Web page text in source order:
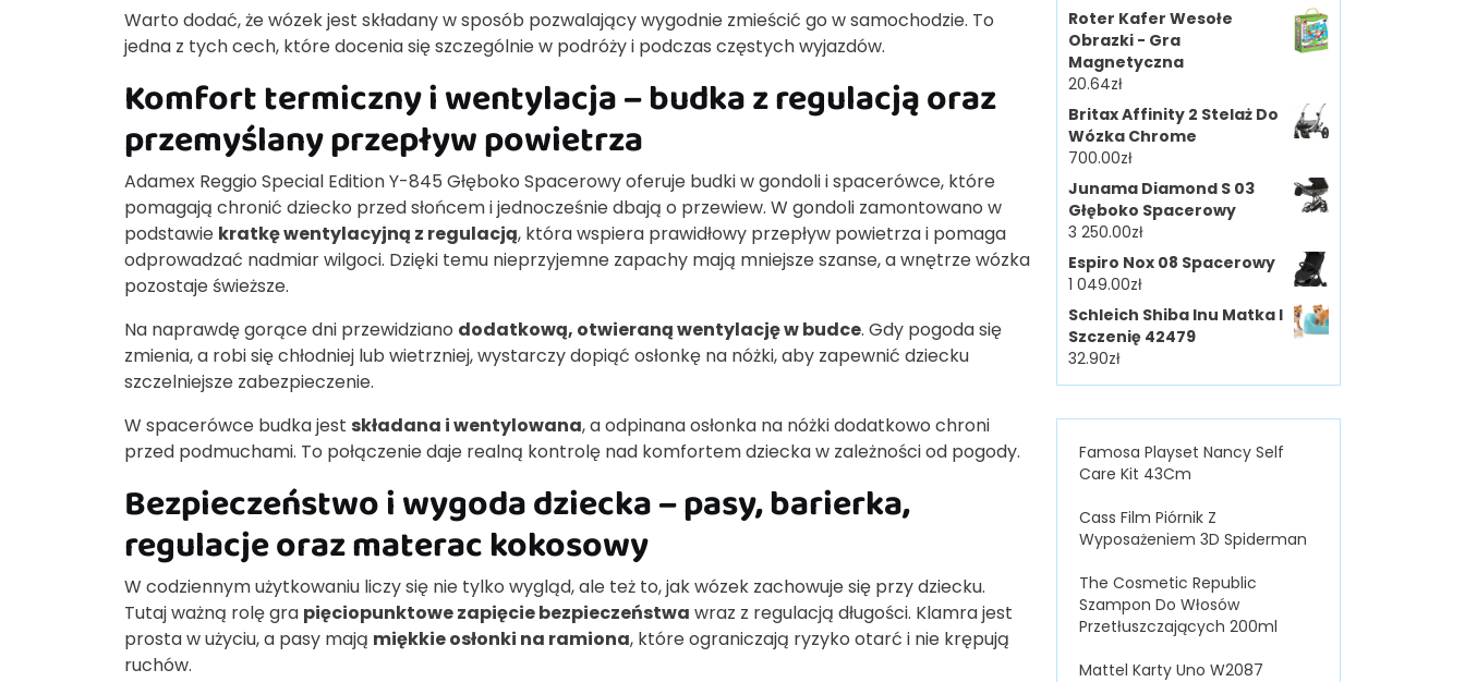
Warto dodać, że wózek jest składany w sposób pozwalający wygodnie zmieścić go w samochodzie. To
jedna z tych cech, które docenia się szczególnie w podróży i podczas częstych wyjazdów.
Komfort termiczny i wentylacja – budka z regulacją oraz
przemyślany przepływ powietrza
Adamex Reggio Special Edition Y-845 Głęboko Spacerowy oferuje budki w gondoli i spacerówce, które
pomagają chronić dziecko przed słońcem i jednocześnie dbają o przewiew. W gondoli zamontowano w
podstawie kratkę wentylacyjną z regulacją, która wspiera prawidłowy przepływ powietrza i pomaga
odprowadzać nadmiar wilgoci. Dzięki temu nieprzyjemne zapachy mają mniejsze szanse, a wnętrze wózka
pozostaje świeższe.
Na naprawdę gorące dni przewidziano dodatkową, otwieraną wentylację w budce. Gdy pogoda się
zmienia, a robi się chłodniej lub wietrzniej, wystarczy dopiąć osłonkę na nóżki, aby zapewnić dziecku
szczelniejsze zabezpieczenie.
W spacerówce budka jest składana i wentylowana, a odpinana osłonka na nóżki dodatkowo chroni
przed podmuchami. To połączenie daje realną kontrolę nad komfortem dziecka w zależności od pogody.
Bezpieczeństwo i wygoda dziecka – pasy, barierka,
regulacje oraz materac kokosowy
W codziennym użytkowaniu liczy się nie tylko wygląd, ale też to, jak wózek zachowuje się przy dziecku.
Tutaj ważną rolę gra pięciopunktowe zapięcie bezpieczeństwa wraz z regulacją długości. Klamra jest
prosta w użyciu, a pasy mają miękkie osłonki na ramiona, które ograniczają ryzyko otarć i nie krępują
ruchów.
Roter Kafer Wesołe
Obrazki - Gra
Magnetyczna
20.64zł
Britax Affinity 2 Stelaż Do
Wózka Chrome
700.00zł
Junama Diamond S 03
Głęboko Spacerowy
3 250.00zł
Espiro Nox 08 Spacerowy
1 049.00zł
Schleich Shiba Inu Matka I
Szczenię 42479
32.90zł
Famosa Playset Nancy Self
Care Kit 43Cm
Cass Film Piórnik Z
Wyposażeniem 3D Spiderman
The Cosmetic Republic
Szampon Do Włosów
Przetłuszczających 200ml
Mattel Karty Uno W2087